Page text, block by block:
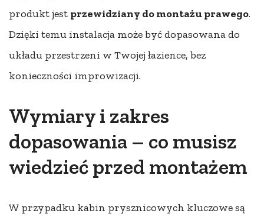
produkt jest przewidziany do montażu prawego.
Dzięki temu instalacja może być dopasowana do
układu przestrzeni w Twojej łazience, bez
konieczności improwizacji.
Wymiary i zakres
dopasowania – co musisz
wiedzieć przed montażem
W przypadku kabin prysznicowych kluczowe są